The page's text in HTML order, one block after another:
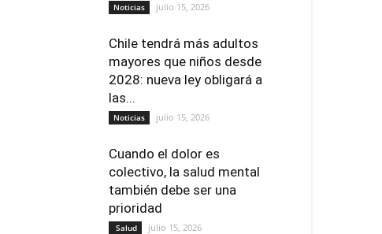
Noticias julio 15, 2026
Chile tendrá más adultos
mayores que niños desde
2028: nueva ley obligará a
las...
Noticias julio 15, 2026
Cuando el dolor es
colectivo, la salud mental
también debe ser una
prioridad
Salud julio 15, 2026